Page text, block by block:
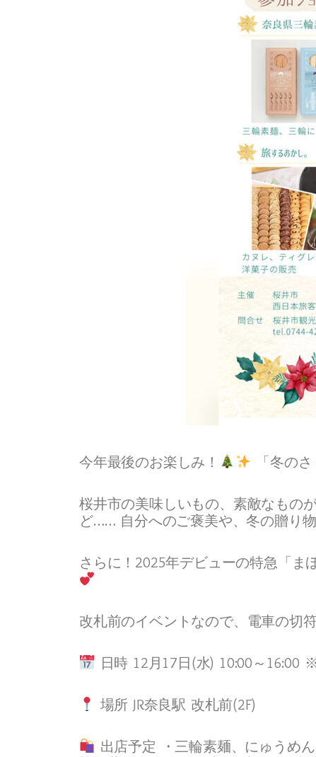
今年最後のお楽しみ！ 「冬の
桜井市の美味しいもの、素敵なもの
ど…… 自分へのご褒美や、冬の贈り
さらに！2025年デビューの特急「ま
改札前のイベントなので、電車の切
日時 12月17日(水) 10:00～16:00
場所 JR奈良駅 改札前(2F)
出店予定 ・三輪素麺、にゅうめ